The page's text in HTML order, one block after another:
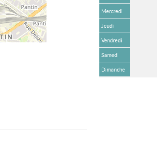
Mercredi
Jeudi
Vendredi
Samedi
Dimanche